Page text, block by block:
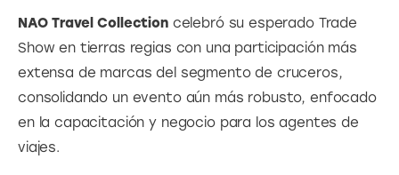
NAO Travel Collection celebró su esperado Trade
Show en tierras regias con una participación más
extensa de marcas del segmento de cruceros,
consolidando un evento aún más robusto, enfocado
en la capacitación y negocio para los agentes de
viajes.